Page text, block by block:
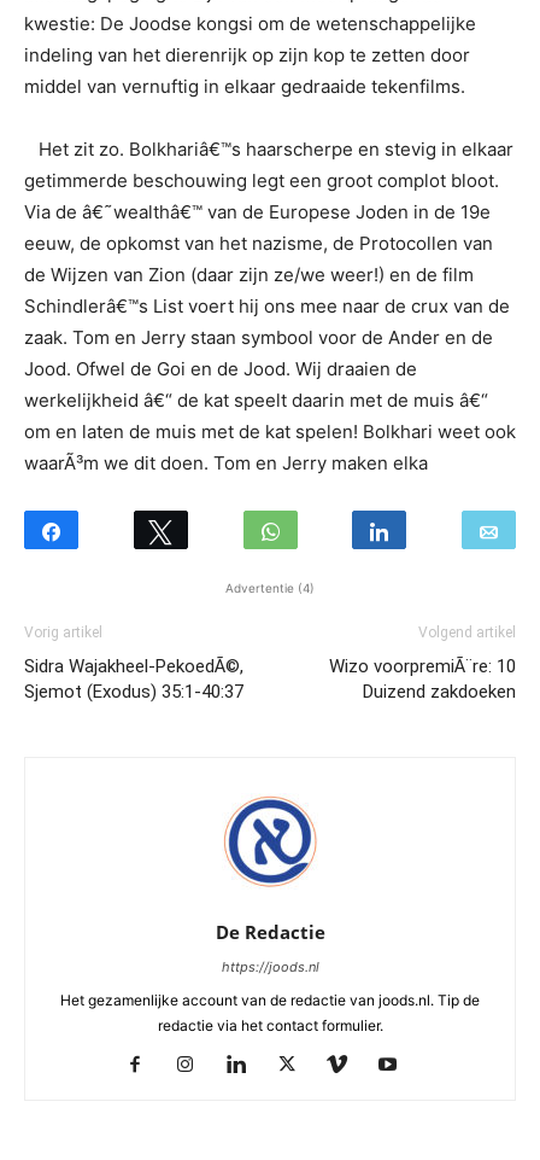
kwestie: De Joodse kongsi om de wetenschappelijke
indeling van het dierenrijk op zijn kop te zetten door
middel van vernuftig in elkaar gedraaide tekenfilms.
Het zit zo. Bolkhariâ€™s haarscherpe en stevig in elkaar
getimmerde beschouwing legt een groot complot bloot.
Via de â€˜wealthâ€™ van de Europese Joden in de 19e
eeuw, de opkomst van het nazisme, de Protocollen van
de Wijzen van Zion (daar zijn ze/we weer!) en de film
Schindlerâ€™s List voert hij ons mee naar de crux van de
zaak. Tom en Jerry staan symbool voor de Ander en de
Jood. Ofwel de Goi en de Jood. Wij draaien de
werkelijkheid â€“ de kat speelt daarin met de muis â€“
om en laten de muis met de kat spelen! Bolkhari weet ook
waarÃ³m we dit doen. Tom en Jerry maken elka
Advertentie (4)
Vorig artikel
Sidra Wajakheel-PekoedÃ©,
Sjemot (Exodus) 35:1-40:37
Volgend artikel
Wizo voorpremiÃ¨re: 10
Duizend zakdoeken
De Redactie
https://joods.nl
Het gezamenlijke account van de redactie van joods.nl. Tip de
redactie via het contact formulier.